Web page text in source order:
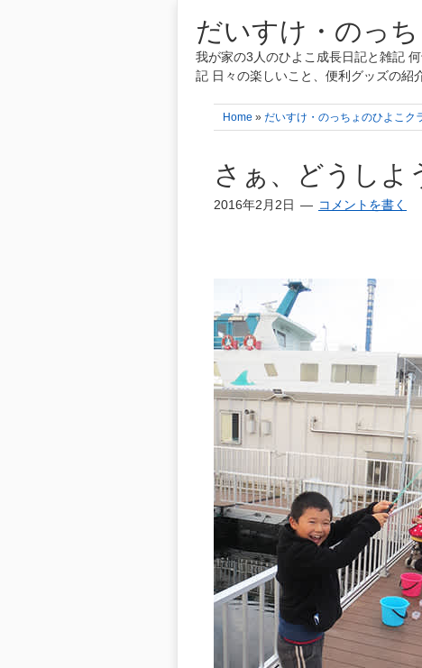
だいすけ・のっ
我が家の3人のひよこ成長日記と雑記
記 日々の楽しいこと、便利グッズの紹
Home » だいすけ・のっちょのひよこク
さぁ、どうしよ
2016年2月2日 コメントを書く